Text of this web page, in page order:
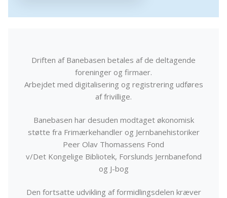
Driften af Banebasen betales af de deltagende
foreninger og firmaer.
Arbejdet med digitalisering og registrering udføres
af frivillige.
Banebasen har desuden modtaget økonomisk
støtte fra Frimærkehandler og Jernbanehistoriker
Peer Olav Thomassens Fond
v/Det Kongelige Bibliotek, Forslunds Jernbanefond
og J-bog
Den fortsatte udvikling af formidlingsdelen kræver